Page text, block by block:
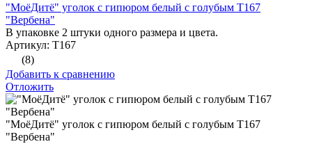
"МоёДитё" уголок с гипюром белый с голубым Т167
"Вербена"
В упаковке 2 штуки одного размера и цвета.
Артикул: Т167
(8)
Добавить к сравнению
Отложить
"МоёДитё" уголок с гипюром белый с голубым Т167
"Вербена"